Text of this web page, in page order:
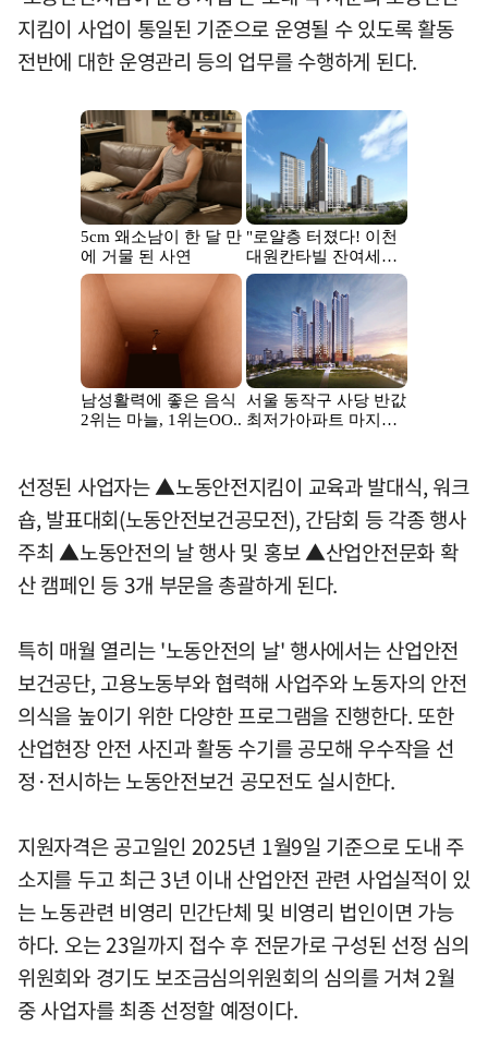
지킴이 사업이 통일된 기준으로 운영될 수 있도록 활동
전반에 대한 운영관리 등의 업무를 수행하게 된다.
선정된 사업자는 ▲노동안전지킴이 교육과 발대식, 워크
숍, 발표대회(노동안전보건공모전), 간담회 등 각종 행사
주최 ▲노동안전의 날 행사 및 홍보 ▲산업안전문화 확
산 캠페인 등 3개 부문을 총괄하게 된다.
특히 매월 열리는 '노동안전의 날' 행사에서는 산업안전
보건공단, 고용노동부와 협력해 사업주와 노동자의 안전
의식을 높이기 위한 다양한 프로그램을 진행한다. 또한
산업현장 안전 사진과 활동 수기를 공모해 우수작을 선
정·전시하는 노동안전보건 공모전도 실시한다.
지원자격은 공고일인 2025년 1월9일 기준으로 도내 주
소지를 두고 최근 3년 이내 산업안전 관련 사업실적이 있
는 노동관련 비영리 민간단체 및 비영리 법인이면 가능
하다. 오는 23일까지 접수 후 전문가로 구성된 선정 심의
위원회와 경기도 보조금심의위원회의 심의를 거쳐 2월
중 사업자를 최종 선정할 예정이다.